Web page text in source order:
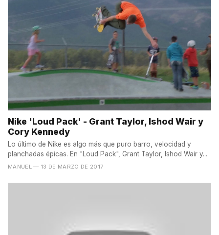
Nike 'Loud Pack' - Grant Taylor, Ishod Wair y
Cory Kennedy
Lo último de Nike es algo más que puro barro, velocidad y
planchadas épicas. En "Loud Pack", Grant Taylor, Ishod Wair y...
MANUEL — 13 DE MARZO DE 2017